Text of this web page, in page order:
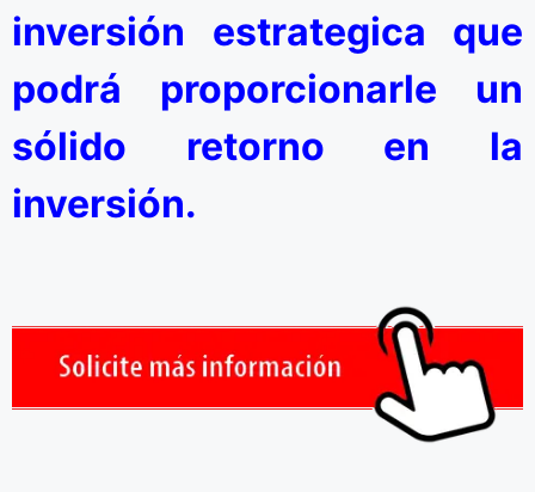
inversión estrategica que
podrá proporcionarle un
sólido retorno en la
inversión.